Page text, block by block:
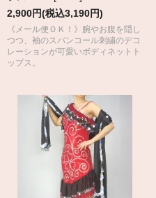
2,900円(税込3,190円)
《メール便ＯＫ！》腕やお腹を隠し
つつ、袖のスパンコール刺繍のデコ
レーションが可愛いボディネットト
ップス。